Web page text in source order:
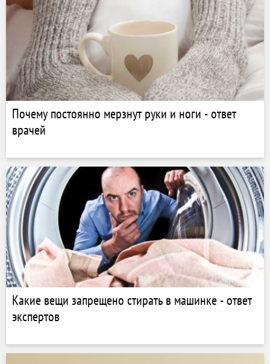
Почему постоянно мерзнут руки и ноги - ответ
врачей
Какие вещи запрещено стирать в машинке - ответ
экспертов